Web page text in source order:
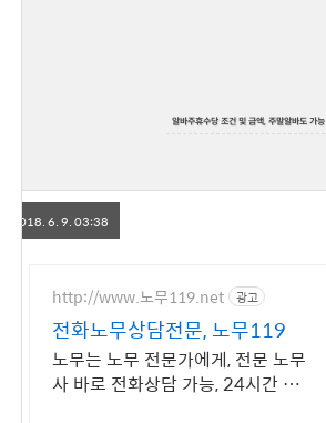
알바주휴수당 조건 및 금액, 주말알바도 가능
2018. 6. 9. 03:38
http://www.노무119.net 광고
전화노무상담전문, 노무119
노무는 노무 전문가에게, 전문 노무
사 바로 전화상담 가능, 24시간 대